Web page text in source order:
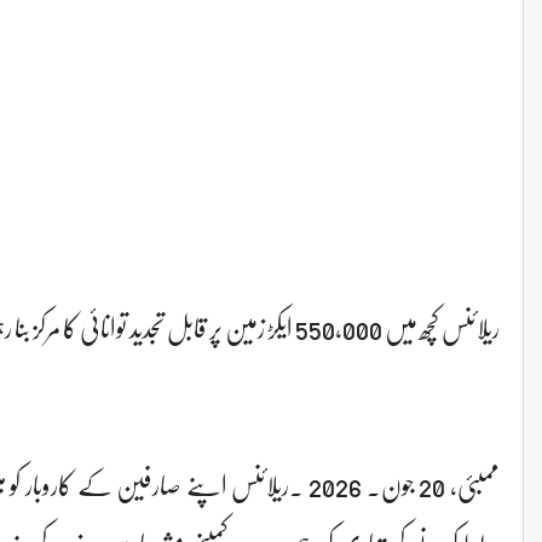
ریلائنس کچھ میں 550,000 ایکڑ زمین پر قابل تجدید توانائی کا مرکز بنا رہی ہے: اننت امبانی
ممبئی، 20 جون۔ 2026 ۔ریلائنس اپنے صارفین کے